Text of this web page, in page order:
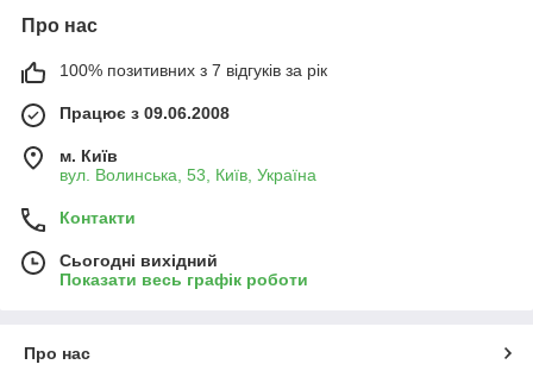
Про нас
100% позитивних з 7 відгуків за рік
Працює з 09.06.2008
м. Київ
вул. Волинська, 53, Київ, Україна
Контакти
Сьогодні вихідний
Показати весь графік роботи
Про нас